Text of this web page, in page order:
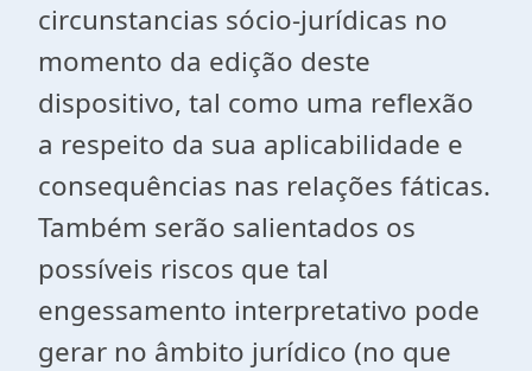
circunstancias sócio-jurídicas no
momento da edição deste
dispositivo, tal como uma reflexão
a respeito da sua aplicabilidade e
consequências nas relações fáticas.
Também serão salientados os
possíveis riscos que tal
engessamento interpretativo pode
gerar no âmbito jurídico (no que